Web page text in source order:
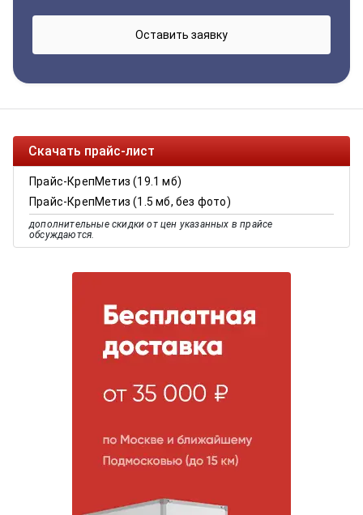
Скачать прайс-лист
Прайс-КрепМетиз (19.1 мб)
Прайс-КрепМетиз (1.5 мб, без фото)
дополнительные скидки от цен указанных в прайсе
обсуждаются.